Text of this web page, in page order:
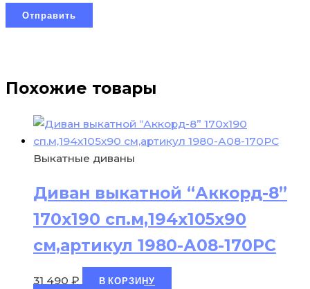
Похожие товары
Выкатные диваны
Диван выкатной “Аккорд-8”
170х190 сп.м,194х105х90
см,артикул 1980-А08-170РС
31 490 ₽
В КОРЗИНУ